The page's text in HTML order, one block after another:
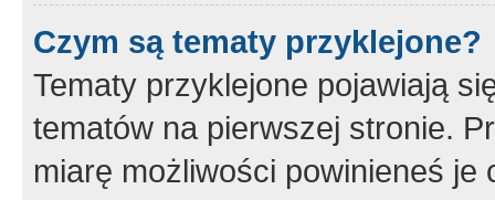
Czym są tematy przyklejone?
Tematy przyklejone pojawiają
tematów na pierwszej stronie.
miarę możliwości powinieneś je